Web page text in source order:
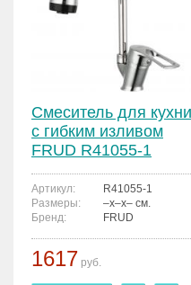
Смеситель для кухни
с гибким изливом
FRUD R41055-1
Артикул:
R41055-1
Размеры:
–x–x– см.
Бренд:
FRUD
1617 руб.